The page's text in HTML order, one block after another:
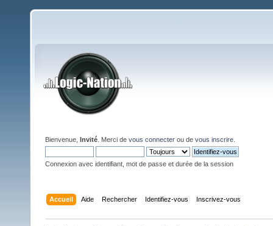
Bienvenue, Invité . Merci de vous connecter ou de vous inscrire
Connexion avec identifiant, mot de passe et durée de la session
Accueil Aide Rechercher Identifiez-vous Inscrivez-vous